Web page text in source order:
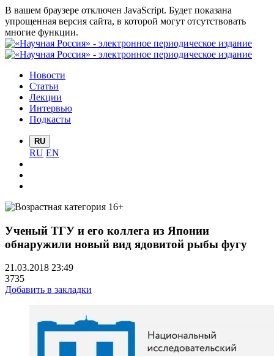
В вашем браузере отключен JavaScript. Будет показана
упрощенная версия сайта, в которой могут отсутствовать
многие функции.
Новости
Статьи
Лекции
Интервью
Подкасты
RU
RU EN
Ученый ТГУ и его коллега из Японии
обнаружили новый вид ядовитой рыбы фугу
21.03.2018 23:49
3735
Добавить в закладки